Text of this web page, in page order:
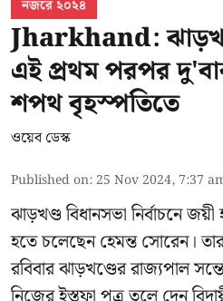
নজরে ২০২৪
Jharkhand:
এই প্রথম পরপর
শপথ বৃহস্পতিতে
ওয়েব ডেস্ক
Published on: 25 Nov 2024, 7:37
ঝাড়খণ্ড বিধানসভা নির্বাচনে
হতে চলেছেন হেমন্ত সোরেন।
রবিবার ঝাড়খণ্ডের রাজ্যপাল